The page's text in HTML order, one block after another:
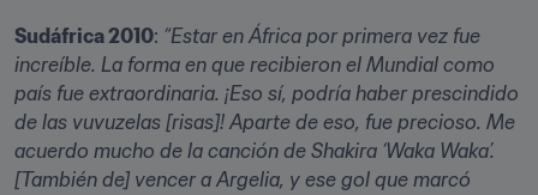
Sudáfrica 2010: “Estar en África por primera vez fue
increíble. La forma en que recibieron el Mundial como
país fue extraordinaria. ¡Eso sí, podría haber prescindido
de las vuvuzelas [risas]! Aparte de eso, fue precioso. Me
acuerdo mucho de la canción de Shakira ‘Waka Waka’.
[También de] vencer a Argelia, y ese gol que marcó